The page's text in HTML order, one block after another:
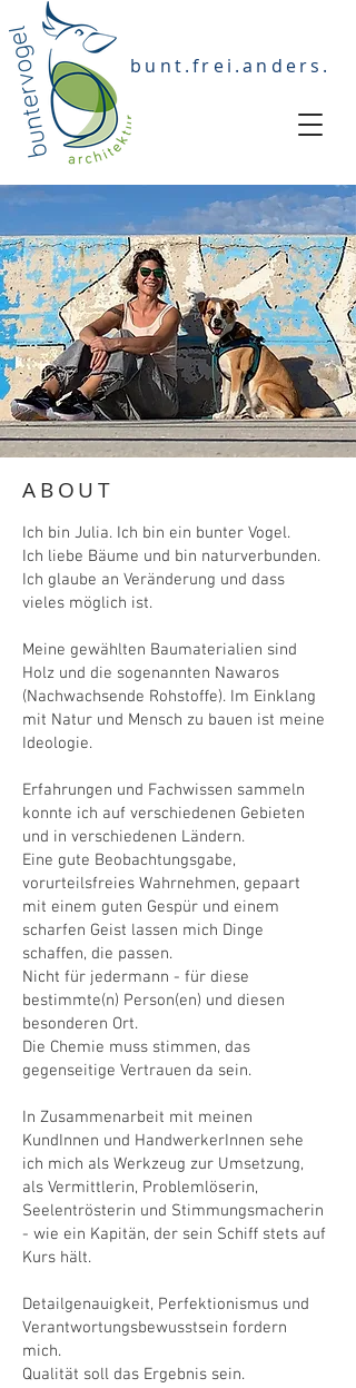
bunt.frei.anders.
ABOUT
Ich bin Julia. Ich bin ein bunter Vogel.
Ich liebe Bäume und bin naturverbunden.
Ich glaube an Veränderung und dass
vieles möglich ist.
Meine gewählten Baumaterialien sind
Holz und die sogenannten Nawaros
(Nachwachsende Rohstoﬀe). Im Einklang
mit Natur und Mensch zu bauen ist meine
Ideologie.
Erfahrungen und Fachwissen sammeln
konnte ich auf verschiedenen Gebieten
und in verschiedenen Ländern.
Eine gute Beobachtungsgabe,
vorurteilsfreies Wahrnehmen, gepaart
mit einem guten Gespür und einem
scharfen Geist lassen mich Dinge
schaﬀen, die passen.
Nicht für jedermann - für diese
bestimmte(n) Person(en) und diesen
besonderen Ort.
Die Chemie muss stimmen, das
gegenseitige Vertrauen da sein.
In Zusammenarbeit mit meinen
KundInnen und HandwerkerInnen sehe
ich mich als Werkzeug zur Umsetzung,
als Vermittlerin, Problemlöserin,
Seelentrösterin und Stimmungsmacherin
- wie ein Kapitän, der sein Schiﬀ stets auf
Kurs hält.
Detailgenauigkeit, Perfektionismus und
Verantwortungsbewusstsein fordern
mich.
Qualität soll das Ergebnis sein.